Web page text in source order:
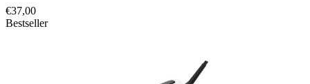
€37,00
Bestseller